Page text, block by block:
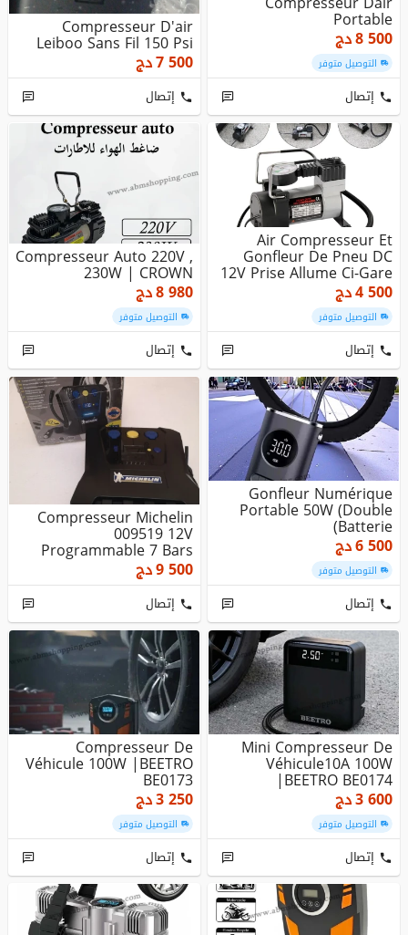
Portable
8 500دج
التوصيل متوفر
إتصال
Compresseur D'air
Leiboo Sans Fil 150 Psi
7 500دج
إتصال
Air Compresseur Et
Gonfleur De Pneu DC
12V Prise Allume Ci-Gare
4 500دج
التوصيل متوفر
إتصال
Compresseur Auto 220V ,
230W | CROWN
8 980دج
التوصيل متوفر
إتصال
Gonfleur Numérique
Portable 50W (double
Batterie)
6 500دج
التوصيل متوفر
إتصال
Compresseur Michelin
009519 12V
Programmable 7 Bars
9 500دج
إتصال
Mini Compresseur De
Véhicule10A 100W
|BEETRO BE0174
3 600دج
التوصيل متوفر
إتصال
Compresseur De
Véhicule 100W |BEETRO
BE0173
3 250دج
التوصيل متوفر
إتصال